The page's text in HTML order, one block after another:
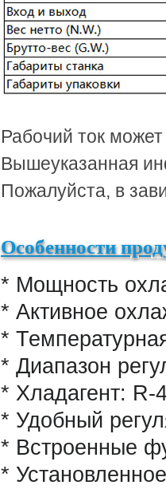
Рабочий ток
Вышеуказанная
Пожалуйста, в
Особенности
* Мощность
* Активное
*
* Диапазон
* Хладагент: R-
* Удобный
* Встроенные
*